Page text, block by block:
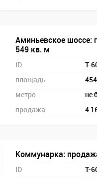
Аминьевское шоссе:
549 кв. м
ID
T-
площадь
метро
не
продажа
4
Коммунарка:
ID
T-